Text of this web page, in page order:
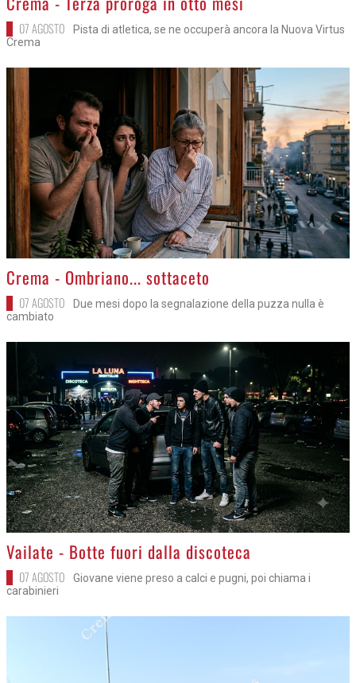
07 AGOSTO
Pista di atletica, se ne occuperà ancora la Nuova Virtus
Crema
>
Crema - Ombriano... sottaceto
07 AGOSTO
Due mesi dopo la segnalazione della puzza nulla è
cambiato
>
Vailate - Botte fuori dalla discoteca
07 AGOSTO
Giovane viene preso a calci e pugni, poi chiama i
carabinieri